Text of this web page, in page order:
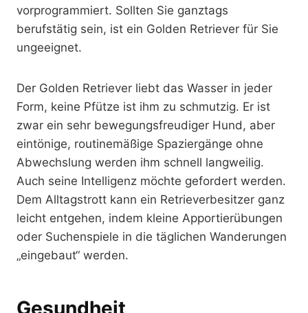
vorprogrammiert. Sollten Sie ganztags
berufstätig sein, ist ein Golden Retriever für Sie
ungeeignet.
Der Golden Retriever liebt das Wasser in jeder
Form, keine Pfütze ist ihm zu schmutzig. Er ist
zwar ein sehr bewegungsfreudiger Hund, aber
eintönige, routinemäßige Spaziergänge ohne
Abwechslung werden ihm schnell langweilig.
Auch seine Intelligenz möchte gefordert werden.
Dem Alltagstrott kann ein Retrieverbesitzer ganz
leicht entgehen, indem kleine Apportierübungen
oder Suchenspiele in die täglichen Wanderungen
„eingebaut“ werden.
Gesundheit